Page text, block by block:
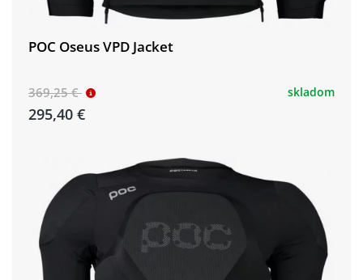
POC Oseus VPD Jacket
369,25 €
295,40 €
skladom